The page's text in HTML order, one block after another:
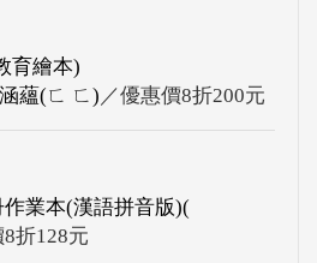
育繪本)
蘊(ㄈ ㄈ) ／優惠價8折200元
業本(漢語拼音版)(
折128元